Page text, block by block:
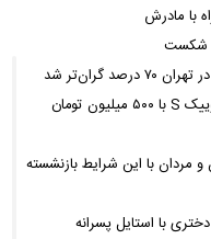
با مادرش
گران‌تر شد
آغاز ثبت نام سایپا از امروز ۱۷ مرداد ۱۴۰۵؛ کوییک S با ۵۰۰ میلیون تومان
مردان با این شرایط بازنشسته
با استایل پسرانه